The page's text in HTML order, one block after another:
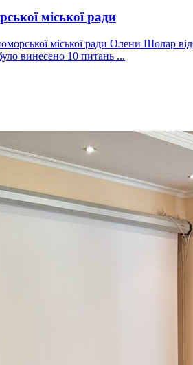
міської ради
міської ради Олени Шолар
винесено 10 питань ...